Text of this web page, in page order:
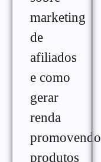
marketing
de
afiliados
e como
gerar
renda
promovendo
produtos